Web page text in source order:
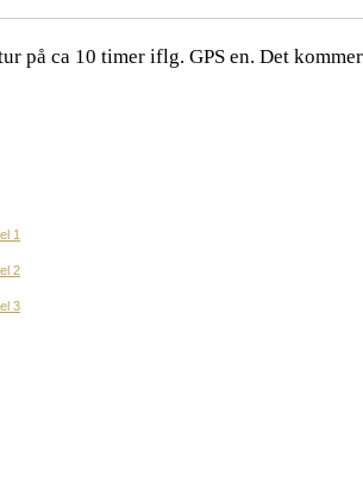
på ca 10 timer iflg. GPS en. Det
1
2
3